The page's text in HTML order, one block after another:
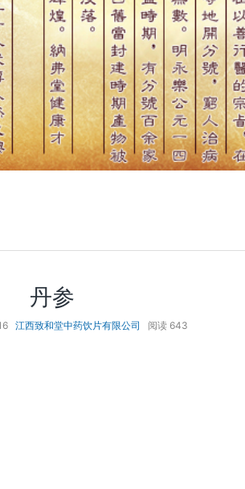
丹参
江西致和堂中药饮片有限公司 阅读 643